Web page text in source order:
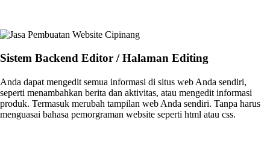
Sistem Backend Editor / Halaman Editing
Anda dapat mengedit semua informasi di situs web Anda sendiri,
seperti menambahkan berita dan aktivitas, atau mengedit informasi
produk. Termasuk merubah tampilan web Anda sendiri. Tanpa harus
menguasai bahasa pemorgraman website seperti html atau css.